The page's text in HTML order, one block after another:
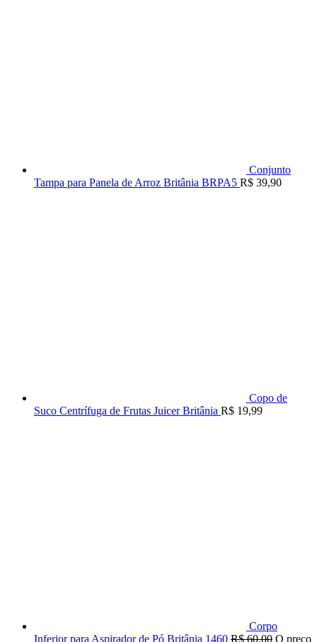
Conjunto
Tampa para Panela de Arroz Britânia BRPA5 R$ 39,90
Copo de
Suco Centrífuga de Frutas Juicer Britânia R$ 19,99
Corpo
Inferior para Aspirador de Pó Britânia 1460 R$60,00 O preço